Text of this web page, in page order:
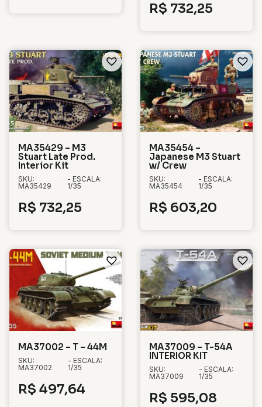
R$ 732,25
MA35429 – M3
Stuart Late Prod.
Interior Kit
SKU:
MA35429
- ESCALA:
1/35
R$ 732,25
MA35454 –
Japanese M3 Stuart
w/ Crew
SKU:
MA35454
- ESCALA:
1/35
R$ 603,20
MA37002 – T – 44M
SKU:
MA37002
- ESCALA:
1/35
R$ 497,64
MA37009 – T-54A
INTERIOR KIT
SKU:
MA37009
- ESCALA:
1/35
R$ 595,08